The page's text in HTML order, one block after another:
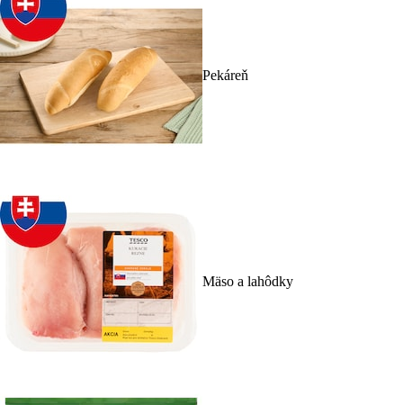
Pekáreň
Mäso a lahôdky